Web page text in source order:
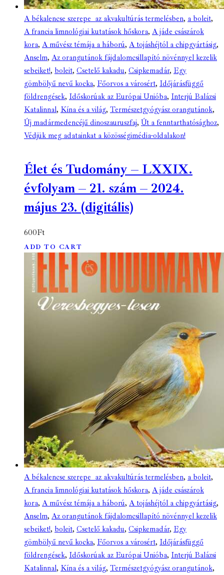
A békalencse szerepe az akvakultúrás termelésben, a boleit,
A francia limnológiai kutatások hőskora, A jáde császárok
kora, A művész témája a háború, A tojáshéjtól a chipgyártásig,
Anselm, Az orangutánok fájdalomcsillapító növénnyel kezelik
sebeiket!, boleit, Csetelő kakadu, Csipkemadár, Egy
gömbölyű nevű kocka, Főorvos a városért, Időjárásfüggő
földrengések, Időskorúak az Európai Unióba, Interjú Balázsi
Katalinnal, Kína és a világ, Természetgyógyász orangutánok,
Új madármedencéjű dinoszauruszfaj, Út a fenntarthatósághoz,
Védjük meg adatainkat a közösségimédia-oldalakon!
Élet és Tudomány – LXXIX.
évfolyam – 21. szám – 2024.
május 23. (digitális)
600Ft
ADD TO CART
A békalencse szerepe az akvakultúrás termelésben, a boleit,
A francia limnológiai kutatások hőskora, A jáde császárok
kora, A művész témája a háború, A tojáshéjtól a chipgyártásig,
Anselm, Az orangutánok fájdalomcsillapító növénnyel kezelik
sebeiket!, boleit, Csetelő kakadu, Csipkemadár, Egy
gömbölyű nevű kocka, Főorvos a városért, Időjárásfüggő
földrengések, Időskorúak az Európai Unióba, Interjú Balázsi
Katalinnal, Kína és a világ, Természetgyógyász orangutánok,